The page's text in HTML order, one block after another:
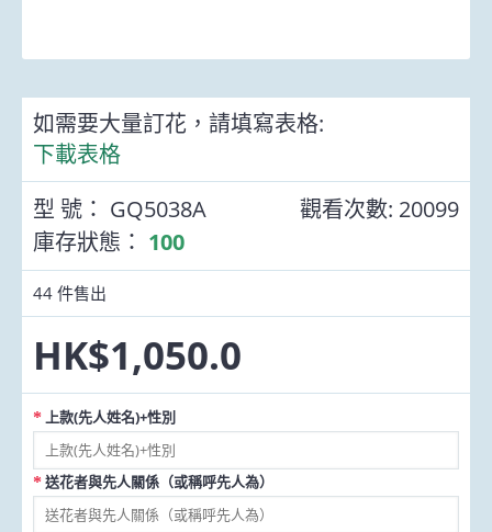
如需要大量訂花，請填寫表格:
下載表格
觀看次數: 20099
型 號： GQ5038A
庫存狀態： 100
44 件售出
HK$1,050.0
上款(先人姓名)+性別
送花者與先人關係（或稱呼先人為）